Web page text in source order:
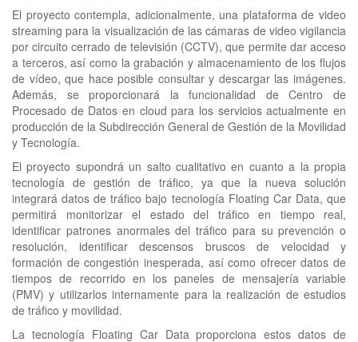
El proyecto contempla, adicionalmente, una plataforma de video
streaming para la visualización de las cámaras de video vigilancia
por circuito cerrado de televisión (CCTV), que permite dar acceso
a terceros, así como la grabación y almacenamiento de los flujos
de vídeo, que hace posible consultar y descargar las imágenes.
Además, se proporcionará la funcionalidad de Centro de
Procesado de Datos en cloud para los servicios actualmente en
producción de la Subdirección General de Gestión de la Movilidad
y Tecnología.
El proyecto supondrá un salto cualitativo en cuanto a la propia
tecnología de gestión de tráfico, ya que la nueva solución
integrará datos de tráfico bajo tecnología Floating Car Data, que
permitirá monitorizar el estado del tráfico en tiempo real,
identificar patrones anormales del tráfico para su prevención o
resolución, identificar descensos bruscos de velocidad y
formación de congestión inesperada, así como ofrecer datos de
tiempos de recorrido en los paneles de mensajería variable
(PMV) y utilizarlos internamente para la realización de estudios
de tráfico y movilidad.
La tecnología Floating Car Data proporciona estos datos de